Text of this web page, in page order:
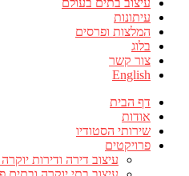
עיצוב בתים בעולם
עיתונות
המלצות ופרסים
בלוג
צור קשר
English
דף הבית
אודות
שירותי הסטודיו
פרויקטים
עיצוב דירה ודירות